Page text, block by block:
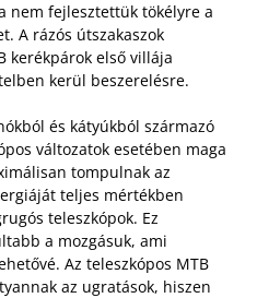
nem fejlesztettük tökélyre a
A rázós útszakaszok
kerékpárok első villája
kerül beszerelésre.
és kátyúkból származó
változatok esetében maga
tompulnak az
teljes mértékben
teleszkópok. Ez
a mozgásuk, ami
Az teleszkópos MTB
az ugratások, hiszen